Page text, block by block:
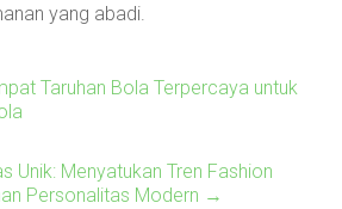
yang abadi.
Taruhan Bola Terpercaya untuk
Unik: Menyatukan Tren Fashion
Personalitas Modern →